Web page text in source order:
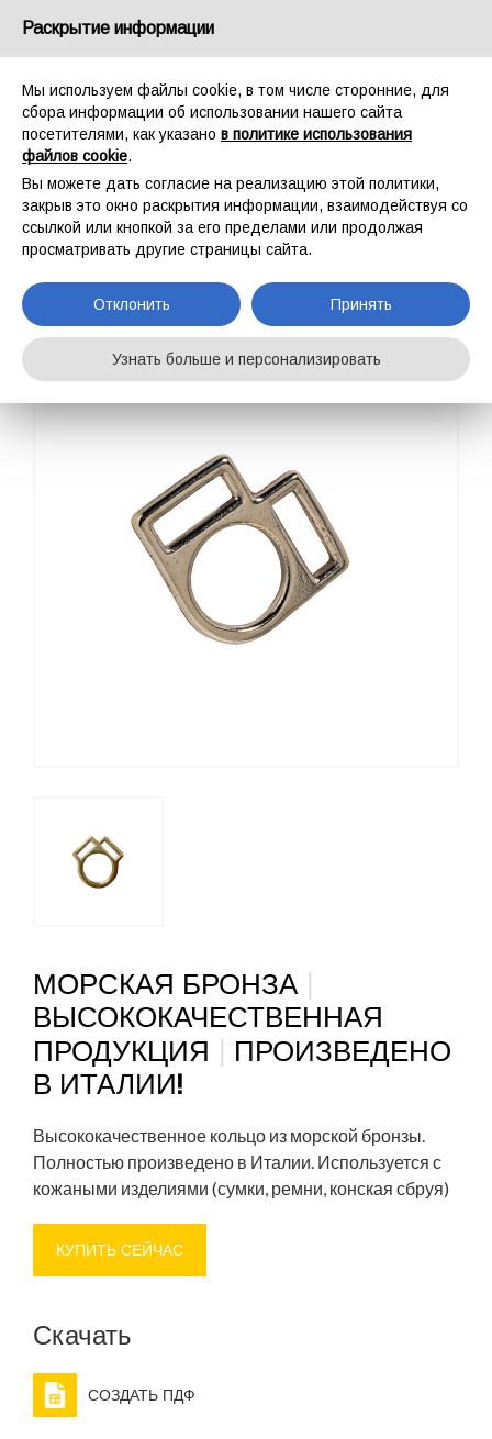
Россия
2 LIGHTS RING 102
МОРСКАЯ БРОНЗА
ВЫСОКОКАЧЕСТВЕННАЯ
ПРОДУКЦИЯ
ПРОИЗВЕДЕНО
В ИТАЛИИ!
Высококачественное кольцо из морской бронзы.
Полностью произведено в Италии. Используется с
кожаными изделиями (сумки, ремни, конская сбруя)
КУПИТЬ СЕЙЧАС
Скачать
СОЗДАТЬ ПДФ
Раскрытие информации
Мы используем файлы cookie, в том числе сторонние, для
сбора информации об использовании нашего сайта
посетителями, как указано в политике использования
файлов cookie.
Вы можете дать согласие на реализацию этой политики,
закрыв это окно раскрытия информации, взаимодействуя со
ссылкой или кнопкой за его пределами или продолжая
просматривать другие страницы сайта.
Отклонить Принять
Узнать больше и персонализировать